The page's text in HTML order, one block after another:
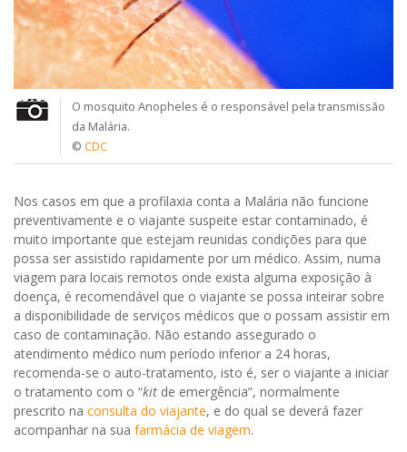
O mosquito Anopheles é o responsável pela transmissão
da Malária.
© CDC
Nos casos em que a profilaxia conta a Malária não funcione
preventivamente e o viajante suspeite estar contaminado, é
muito importante que estejam reunidas condições para que
possa ser assistido rapidamente por um médico. Assim, numa
viagem para locais remotos onde exista alguma exposição à
doença, é recomendável que o viajante se possa inteirar sobre
a disponibilidade de serviços médicos que o possam assistir em
caso de contaminação. Não estando assegurado o
atendimento médico num período inferior a 24 horas,
recomenda-se o auto-tratamento, isto é, ser o viajante a iniciar
o tratamento com o “kit de emergência”, normalmente
prescrito na consulta do viajante, e do qual se deverá fazer
acompanhar na sua farmácia de viagem.